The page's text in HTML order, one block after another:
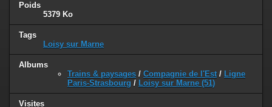
Poids
5379 Ko
Tags
Loisy sur Marne
Albums
Trains & paysages / Compagnie de l'Est / Ligne
Paris-Strasbourg / Loisy sur Marne (51)
Visites